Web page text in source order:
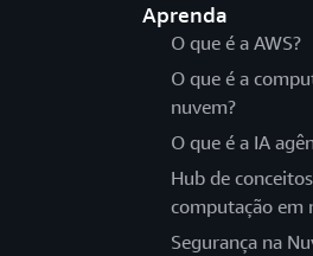
Aprenda
O que é a AWS?
O que é a
nuvem?
O que é a IA
Hub de
computação em
Segurança na